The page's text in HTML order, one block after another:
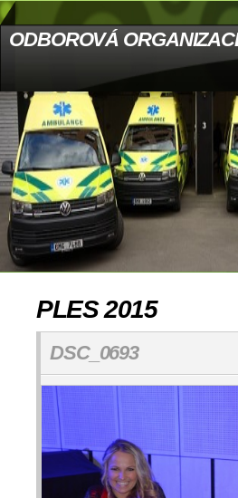
ODBOROVÁ
PLES 2015
DSC_0693